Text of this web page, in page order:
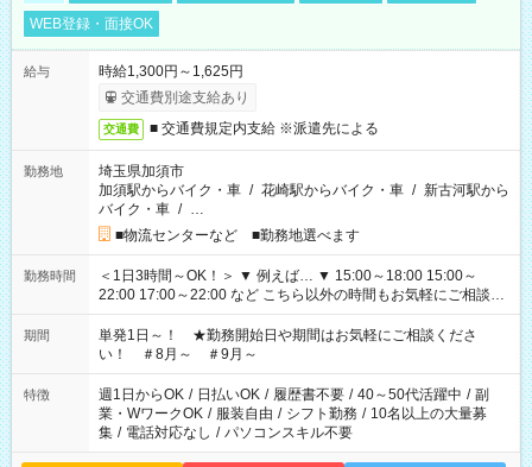
WEB登録・面接OK
給与
時給1,300円～1,625円
交通費別途支給あり
交通費 ■ 交通費規定内支給 ※派遣先による
勤務地
埼玉県加須市
加須駅からバイク・車 / 花崎駅からバイク・車 / 新古河駅から
バイク・車 / …
■物流センターなど ■勤務地選べます
勤務時間
＜1日3時間～OK！＞ ▼ 例えば… ▼ 15:00～18:00 15:00～
22:00 17:00～22:00 など こちら以外の時間もお気軽にご相談く
ださい！
期間
単発1日～！ ★勤務開始日や期間はお気軽にご相談くださ
い！ ＃8月～ ＃9月～
特徴 週1日からOK / 日払いOK / 履歴書不要 / 40～50代活躍中 / 副
業・WワークOK / 服装自由 / シフト勤務 / 10名以上の大量募
集 / 電話対応なし / パソコンスキル不要